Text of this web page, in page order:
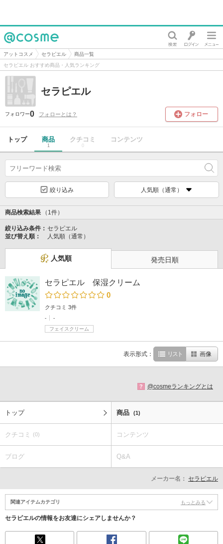
@cosme
アットコスメ セラピエル
商品一覧
セラピエル おすすめ商品・人気ランキング
セラピエル
フォロワー0 フォローとは？ フォロー
トップ 商品
1
クチコミ
0
コンテンツ
絞り込み 人気順（通常）
商品検索結果 （1件）
絞り込み条件： セラピエル
並び替え順：
人気順（通常）
人気順 発売日順
セラピエル 保湿クリーム
0
クチコミ 3件
-
-
フェイスクリーム
表示形式： リスト 画像
? @cosmeランキングとは
トップ 商品 (1)
クチコミ (0) コンテンツ
ブログ Q&A
メーカー名： セラピエル
関連アイテムカテゴリ もっとみる
セラピエルの情報をお友達にシェアしませんか？